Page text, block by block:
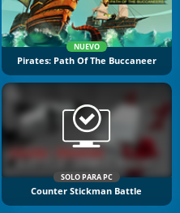
NUEVO
Pirates: Path Of The Buccaneer
SOLO PARA PC
Counter Stickman Battle